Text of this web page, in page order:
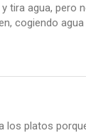
tira agua, pero
cogiendo
los platos